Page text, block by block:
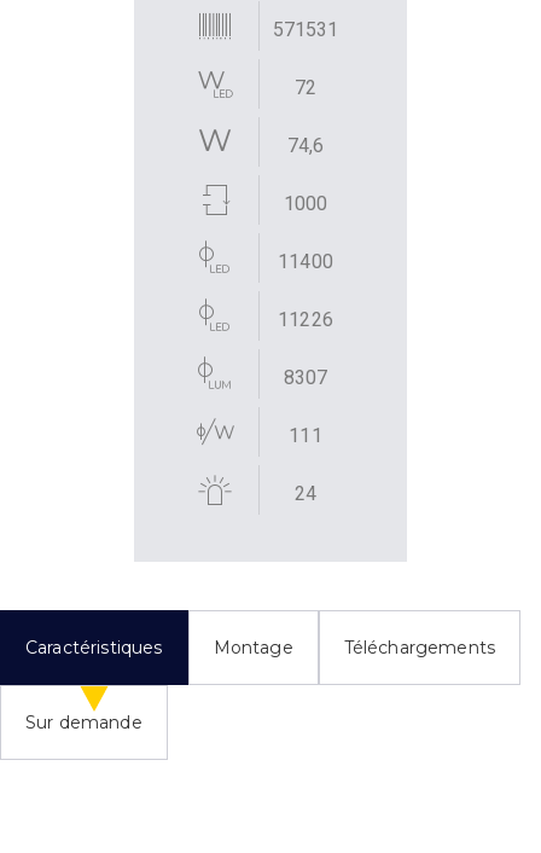
571531
72
74,6
1000
11400
11226
8307
111
24
Caractéristiques Montage Téléchargements
Sur demande